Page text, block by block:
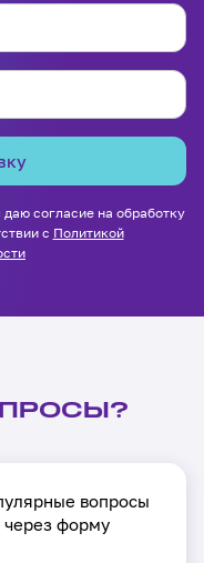
согласие на обработку
с Политикой
вопросы
через форму